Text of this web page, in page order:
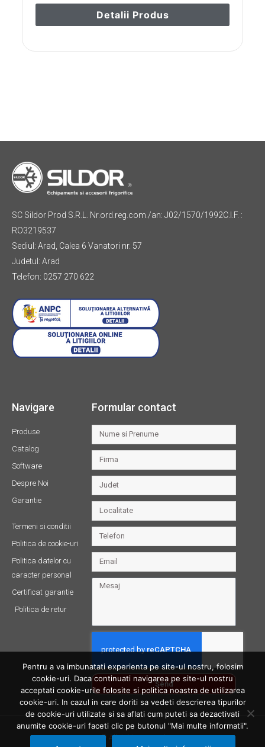
Detalii Produs
SC Sildor Prod S.R.L. Nr.ord.reg.com./an: J02/1570/1992C.I.F. :
RO3219537
Sediul: Arad, Calea 6 Vanatori nr. 57
Judetul: Arad
Telefon: 0257 270 622
Navigare
Produse
Catalog
Software
Despre Noi
Garantie
Termeni si conditii
Politica de cookie-uri
Politica datelor cu
caracter personal
Certificat garantie
Politica de retur
Formular contact
Send
© All rights reserved
Pentru a va imbunatati experienta pe site-ul nostru, folosim
cookie-uri. Daca continuati navigarea pe site-ul nostru
acceptati cookie-urile folosite si politica noastra de utilizarea
cookie-uri. In cazul in care doriti sa vedeti descrierea tipurilor
de cookie-uri utilizate si sa aflati cum puteti sa dezactivati
anumite cookie-uri faceti clic pe butonul "Mai multe informatii".